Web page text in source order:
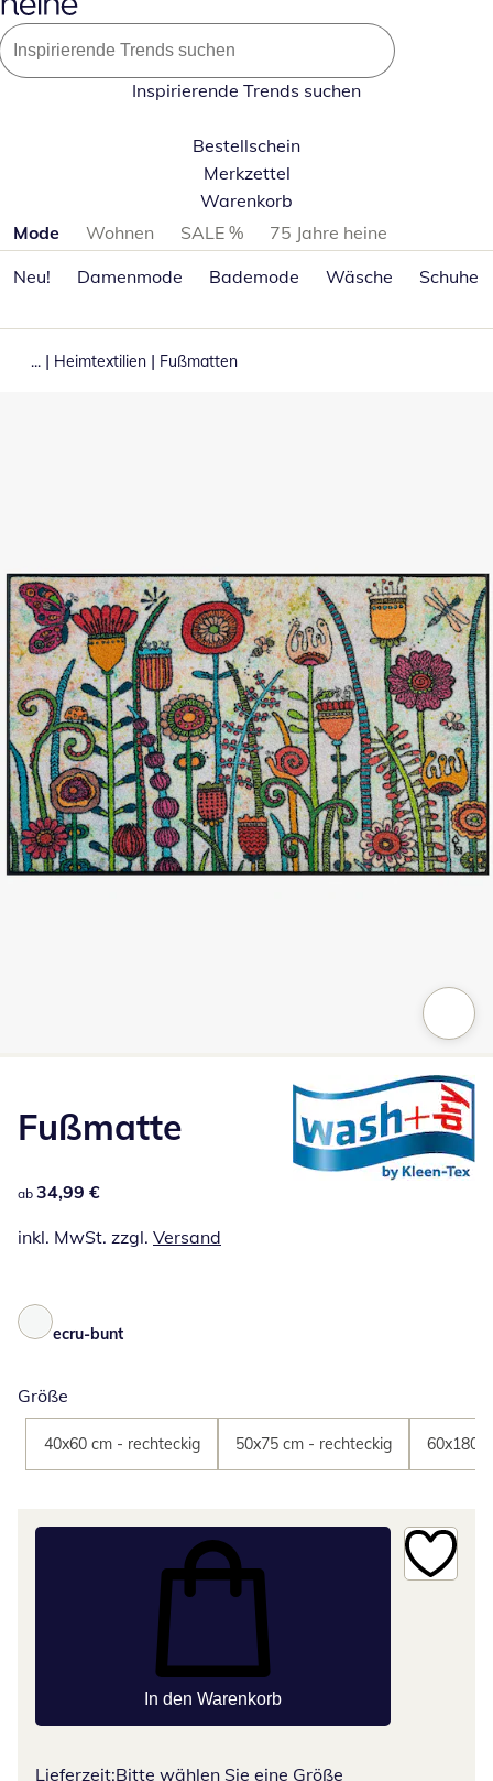
Inspirierende Trends suchen
Bestellschein
Merkzettel
Warenkorb
Produktkategorien überspringen
Mode Wohnen SALE %
75 Jahre heine
Neu!
Damenmode Bademode Wäsche Schuhe
... | Heimtextilien | Fußmatten
Fußmatte
34,99 €
ab 34,99 €
inkl. MwSt. zzgl. Versand
ecru-bunt
Größe
40x60 cm - rechteckig 50x75 cm - rechteckig 60x180
In den Warenkorb
Lieferzeit:Bitte wählen Sie eine Größe